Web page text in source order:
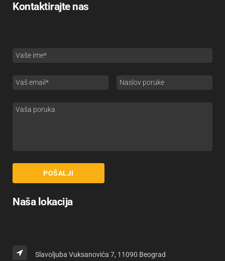
Kontaktirajte nas
Naša lokacija
Slavoljuba Vuksanovića 7, 11090 Beograd